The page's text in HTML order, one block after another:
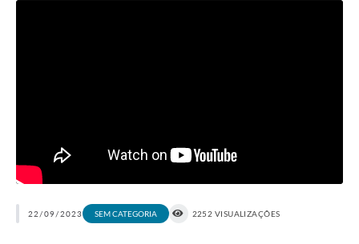
22/09/2023 SEM CATEGORIA 2252 VISUALIZAÇÕES